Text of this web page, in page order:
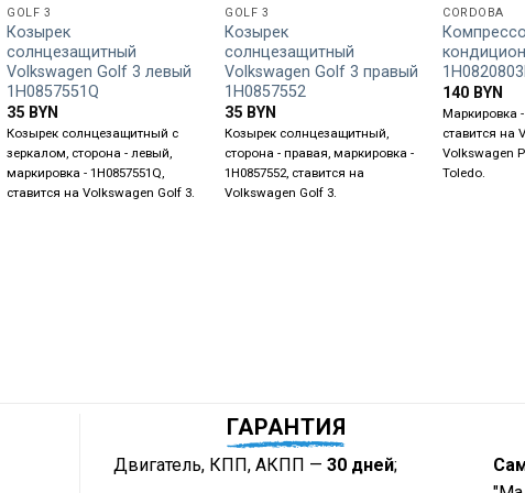
GOLF 3
Козырек
солнцезащитный
Volkswagen Golf 3 левый
1H0857551Q
35 BYN
Козырек солнцезащитный с
зеркалом, сторона - левый,
маркировка - 1H0857551Q,
ставится на Volkswagen Golf 3.
GOLF 3
Козырек
солнцезащитный
Volkswagen Golf 3 правый
1H0857552
35 BYN
Козырек солнцезащитный,
сторона - правая, маркировка -
1H0857552, ставится на
Volkswagen Golf 3.
CORDOBA
140 BYN
Маркировка -
ставится на
Volkswagen
Toledo.
ГАРАНТИЯ
Двигатель, КПП, АКПП — 30 дней;